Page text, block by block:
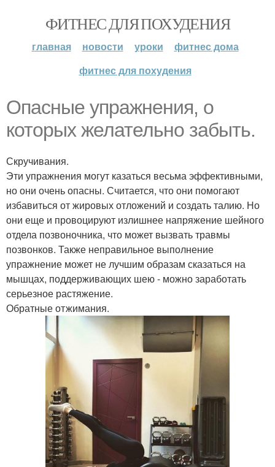
ФИТНЕС ДЛЯ ПОХУДЕНИЯ
главная новости уроки
фитнес дома
фитнес для похудения
Опасные упражнения, о
которых желательно забыть.
Скручивания.
Эти упражнения могут казаться весьма эффективными,
но они очень опасны. Считается, что они помогают
избавиться от жировых отложений и создать талию. Но
они еще и провоцируют излишнее напряжение шейного
отдела позвоночника, что может вызвать травмы
позвонков. Также неправильное выполнение
упражнение может не лучшим образам сказаться на
мышцах, поддерживающих шею - можно заработать
серьезное растяжение.
Обратные отжимания.